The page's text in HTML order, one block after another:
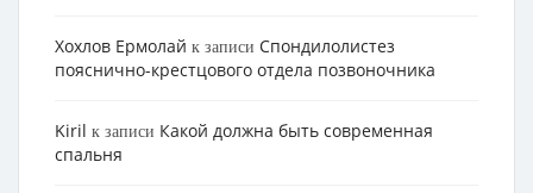
Хохлов Ермолай к записи Cпондилолистез
пояснично-крестцового отдела позвоночника
Kiril к записи Какой должна быть современная
спальня